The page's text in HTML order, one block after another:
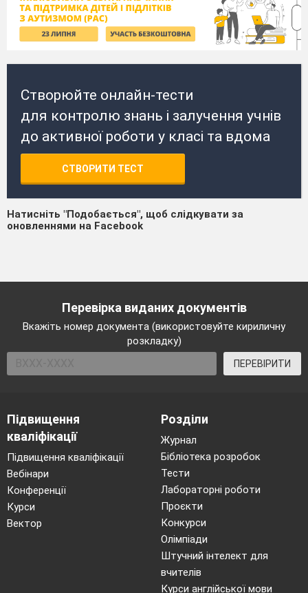
Створюйте онлайн-тести
для контролю знань і залучення учнів
до активної роботи у класі та вдома
СТВОРИТИ ТЕСТ
Натисніть "Подобається", щоб слідкувати за
оновленнями на Facebook
Перевірка виданих документів
Вкажіть номер документа (використовуйте кириличну
розкладку)
ПЕРЕВІРИТИ
Підвищення
кваліфікації
Підвищення кваліфікації
Вебінари
Конференції
Курси
Вектор
Розділи
Журнал
Бібліотека розробок
Тести
Лабораторні роботи
Проєкти
Конкурси
Олімпіади
Штучний інтелект для
вчителів
Курси англійської мови